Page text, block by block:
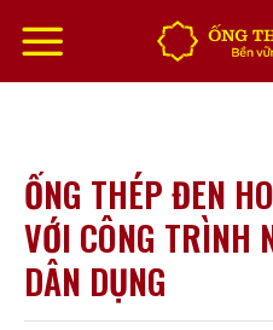
đến
nội
dung
ỐNG THÉP ĐEN
VỚI CÔNG TRÌNH
DÂN DỤNG